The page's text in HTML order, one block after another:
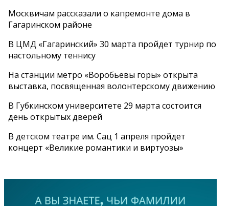
Москвичам рассказали о капремонте дома в
Гагаринском районе
В ЦМД «Гагаринский» 30 марта пройдет турнир по
настольному теннису
На станции метро «Воробьевы горы» открыта
выставка, посвященная волонтерскому движению
В Губкинском университете 29 марта состоится
день открытых дверей
В детском театре им. Сац 1 апреля пройдет
концерт «Великие романтики и виртуозы»